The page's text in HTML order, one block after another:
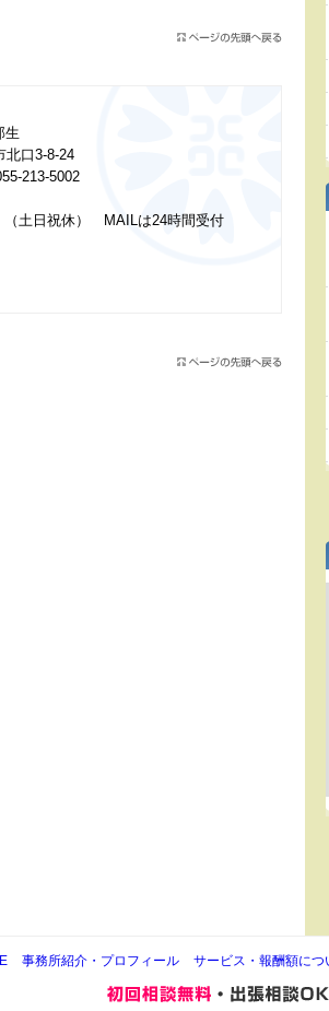
生
口3-8-24
213-5002
土日祝休） MAILは24時間受付
事務所紹介・プロフィール サービス・報酬額につ